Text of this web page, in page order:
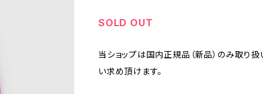
SOLD OUT
当ショップは国内正規品（新品）のみ取り扱
い求め頂けます。